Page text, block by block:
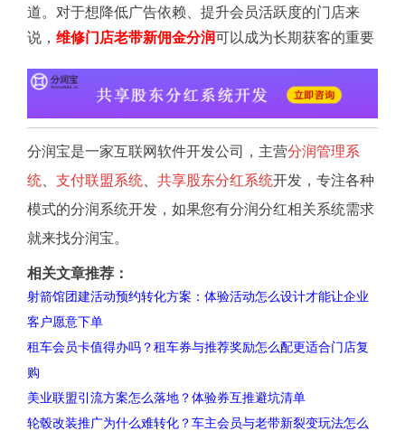
道。对于想降低广告依赖、提升会员活跃度的门店来
说， 维修门店老带新佣金分润可以成为长期获客的重要
分润宝是一家互联网软件开发公司，主营分润管理系
统
支付联盟系统 共享股东分红系统开发，专注各种
模式的分润系统开发，如果您有分润分红相关系统需求
就来找分润宝。
相关文章推荐：
射箭馆团建活动预约转化方案：体验活动怎么设计才能让企业
客户愿意下单
租车会员卡值得办吗？租车券与推荐奖励怎么配更适合门店复
购
美业联盟引流方案怎么落地？体验券互推避坑清单
轮毂改装推广为什么难转化？车主会员与老带新裂变玩法怎么